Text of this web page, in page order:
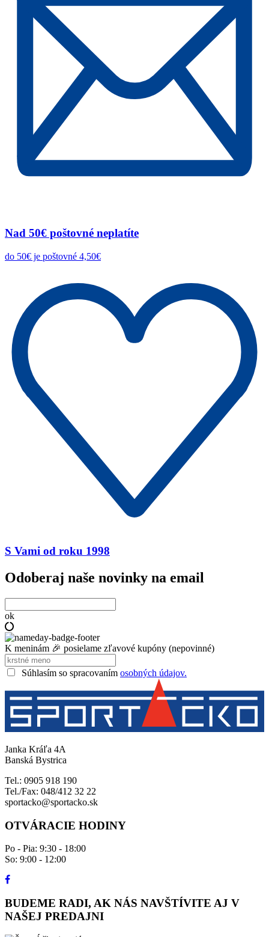
Nad 50€ poštovné neplatíte
do 50€ je poštovné 4,50€
S Vami od roku 1998
Odoberaj naše novinky na email
ok
K meninám 🎉 posielame zľavové kupóny (nepovinné)
Súhlasím so spracovaním osobných údajov.
Janka Kráľa 4A
Banská Bystrica
Tel.: 0905 918 190
Tel./Fax: 048/412 32 22
sportacko@sportacko.sk
OTVÁRACIE HODINY
Po - Pia: 9:30 - 18:00
So: 9:00 - 12:00
BUDEME RADI, AK NÁS NAVŠTÍVITE AJ V
NAŠEJ PREDAJNI